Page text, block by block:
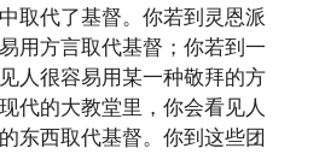
取代了基督。你若到灵恩派
用方言取代基督；你若到一
人很容易用某一种敬拜的方
代的大教堂里，你会看见人
东西取代基督。你到这些团